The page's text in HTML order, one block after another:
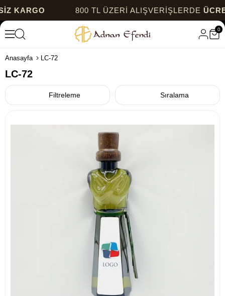
KARGO 800 TL ÜZERİ ALIŞVERİŞLERDE
0
Anasayfa LC-72
LC-72
Filtreleme Sıralama